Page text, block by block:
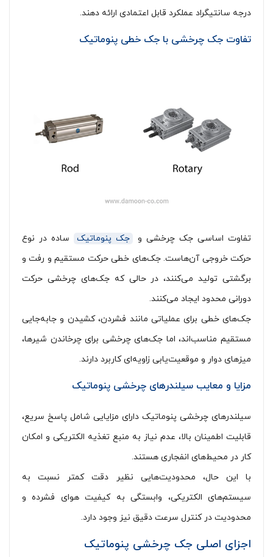
درجه سانتیگراد عملکرد قابل اعتمادی ارائه دهند.
تفاوت جک چرخشی با جک خطی پنوماتیک
تفاوت اساسی جک چرخشی و جک پنوماتیک
ساده در نوع
حرکت خروجی آن‌هاست. جک‌های خطی حرکت مستقیم و رفت و
برگشتی تولید می‌کنند، در حالی که جک‌های چرخشی حرکت
دورانی محدود ایجاد می‌کنند.
جک‌های خطی برای عملیاتی مانند فشردن، کشیدن و جابه‌جایی
مستقیم مناسب‌اند، اما جک‌های چرخشی برای چرخاندن شیرها،
میزهای دوار و موقعیت‌یابی زاویه‌ای کاربرد دارند.
مزایا و معایب سیلندرهای چرخشی پنوماتیک
سیلندرهای چرخشی پنوماتیک دارای مزایایی شامل پاسخ سریع،
قابلیت اطمینان بالا، عدم نیاز به منبع تغذیه الکتریکی و امکان
کار در محیط‌های انفجاری هستند.
با این حال، محدودیت‌هایی نظیر دقت کمتر نسبت به
سیستم‌های الکتریکی، وابستگی به کیفیت هوای فشرده و
محدودیت در کنترل سرعت دقیق نیز وجود دارد.
اجزای اصلی جک چرخشی پنوماتیک